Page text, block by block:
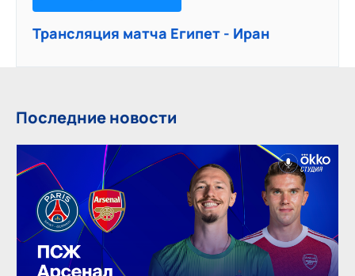
Трансляция матча Египет - Иран
Последние новости